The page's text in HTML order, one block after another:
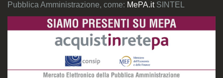
Pubblica Amministrazione, come: MePA.it SINTEL